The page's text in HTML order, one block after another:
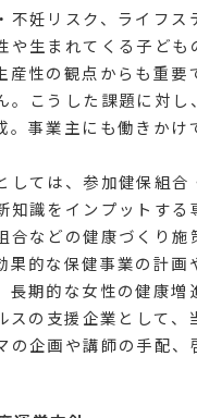
不妊リスク、ライフ
や生まれてくる子ど
産性の観点からも重
。こうした課題に対
。事業主にも働きか
しては、参加健保組
知識をインプットす
合などの健康づくり
果的な保健事業の計
長期的な女性の健康増
の支援企業として、
の企画や講師の手配